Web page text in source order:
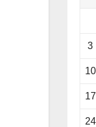
3
10
17
24